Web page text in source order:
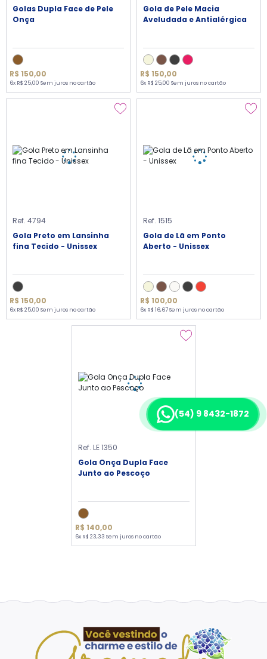
(54) 9 8432-1872
Golas Dupla Face de Pele
Onça
R$ 150,00
6x R$ 25,00 Sem juros no cartão
Gola de Pele Macia
Aveludada e Antialérgica
R$ 150,00
6x R$ 25,00 Sem juros no cartão
Ref. 4794
Gola Preto em Lansinha
fina Tecido - Unissex
R$ 150,00
6x R$ 25,00 Sem juros no cartão
Ref. 1515
Gola de Lã em Ponto
Aberto - Unissex
R$ 100,00
6x R$ 16,67 Sem juros no cartão
Ref. LE 1350
Gola Onça Dupla Face
Junto ao Pescoço
R$ 140,00
6x R$ 23,33 Sem juros no cartão